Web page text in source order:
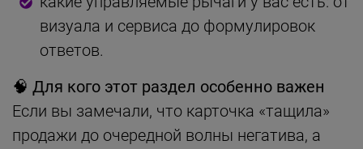
визуала и сервиса до формулировок
ответов.
🧠 Для кого этот раздел особенно важен
Если вы замечали, что карточка «тащила»
продажи до очередной волны негатива, а